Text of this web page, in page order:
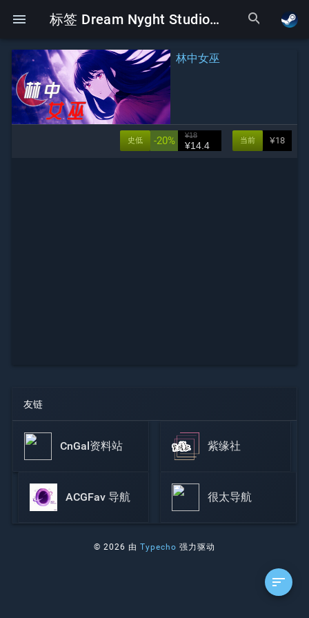
menu 标签 Dream Nyght Studio 下的Galgame search
林中女巫
¥18
当前
-20% ¥18
¥14.4
史低
友链
CnGal资料站 紫缘社
ACGFav 导航 很太导航
© 2026 由Typecho 强力驱动
sort